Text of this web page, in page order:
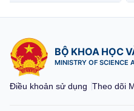
BỘ KHOA HỌC
MINISTRY OF SCIENCE
Điều khoản sử dụng Theo dõi